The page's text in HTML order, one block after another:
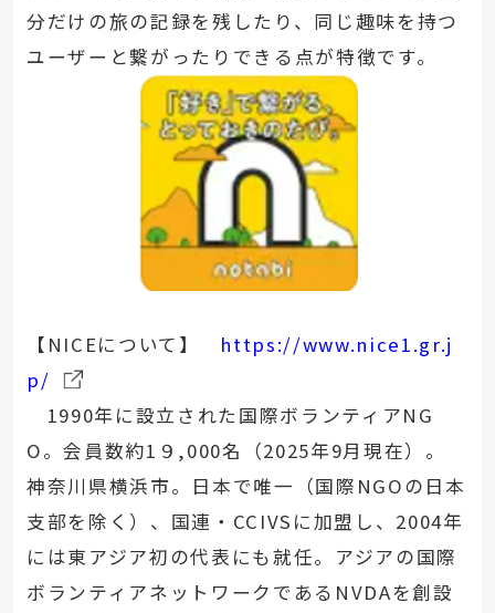
分だけの旅の記録を残したり、同じ趣味を持つ
ユーザーと繋がったりできる点が特徴です。
【NICEについて】 https://www.nice1.gr.j
p/
1990年に設立された国際ボランティアNG
O。会員数約1９,000名（2025年9月現在）。
神奈川県横浜市。日本で唯一（国際NGOの日本
支部を除く）、国連・CCIVSに加盟し、2004年
には東アジア初の代表にも就任。アジアの国際
ボランティアネットワークであるNVDAを創設